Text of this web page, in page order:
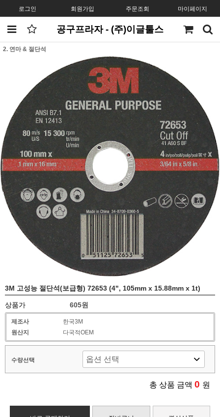
로그인 회원가입 주문조회 마이페이지
공구프라자 - (주)이글툴스
2. 연마 & 절단석
3M 고성능 절단석(보급형) 72653 (4", 105mm x 15.88mm x 1t)
상품가 605원
제조사
한국3M
원산지
다국적OEM
수량선택
총 상품 금액 0 원